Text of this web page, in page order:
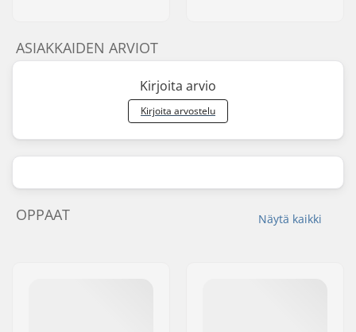
ASIAKKAIDEN ARVIOT
Kirjoita arvio
Kirjoita arvostelu
Näytä kaikki
OPPAAT